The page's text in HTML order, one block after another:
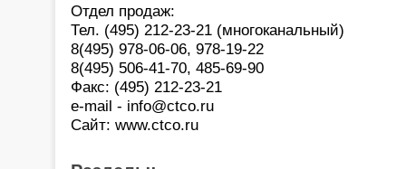
Отдел продаж:
Тел. (495) 212-23-21 (многоканальный)
8(495) 978-06-06, 978-19-22
8(495) 506-41-70, 485-69-90
Факс: (495) 212-23-21
e-mail - info@ctco.ru
Сайт: www.ctco.ru